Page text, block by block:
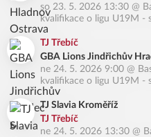
so 23. 5. 2026 13:30 @
kvalifikace o ligu U19M -
TJ Třebíč
GBA Lions Jindřichův
ne 24. 5. 2026 9:00 @
kvalifikace o ligu U19M -
TJ Slavia Kroměříž
TJ Třebíč
ne 24. 5. 2026 13:30 @